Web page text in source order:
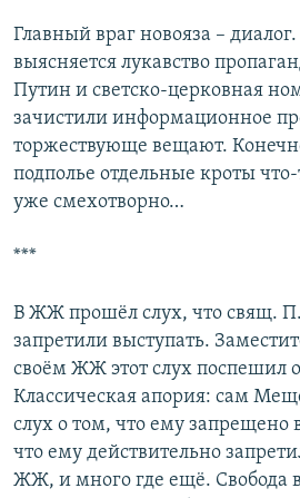
Главный враг новояза –
выясняется лукавство
Путин и светско-церковная
зачистили информационное
торжествующе вещают.
подполье отдельные кроты
уже смехотворно…
***
В ЖЖ прошёл слух, что свящ.
запретили выступать.
своём ЖЖ этот слух поспешил
Классическая апория: сам
слух о том, что ему запрещено
что ему действительно
ЖЖ, и много где ещё. Свобода